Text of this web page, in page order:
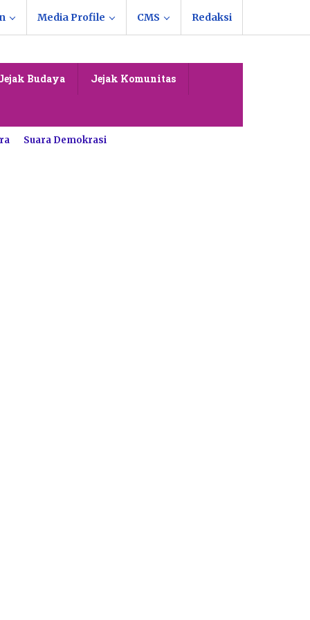
Media Profile CMS Redaksi
Budaya Jejak Komunitas
Suara Demokrasi